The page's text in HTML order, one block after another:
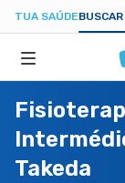
TUA SAÚDE
ESPECIALIDADES
HOSPITAIS
Takeda